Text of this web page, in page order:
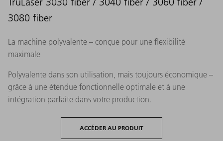
3080 fiber
La machine polyvalente – conçue pour une flexibilité
maximale
Polyvalente dans son utilisation, mais toujours économique –
grâce à une étendue fonctionnelle optimale et à une
intégration parfaite dans votre production.
ACCÉDER AU PRODUIT